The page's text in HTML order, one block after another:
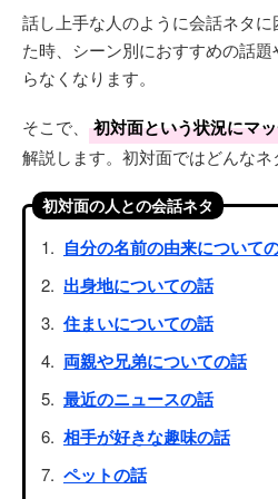
話し上手な人のように会話ネタ
た時、シーン別におすすめの話
らなくなります。
そこで、 初対面という状況にマ
解説します。初対面ではどんな
初対面の人との会話ネタ
自分の名前の由来について
出身地についての話
住まいについての話
両親や兄弟についての話
最近のニュースの話
相手が好きな趣味の話
ペットの話